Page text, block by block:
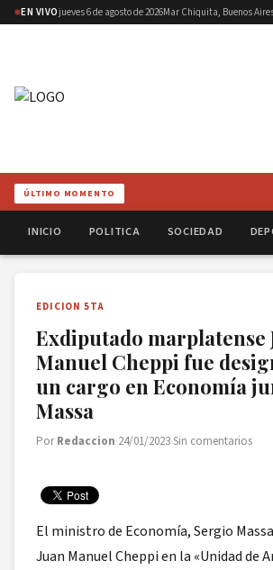
EN VIVO jueves 6 de agosto de 2026Mar Chiquita, Buenos
ÚLTIMO MOMENTO
INICIO POLITICA SOCIEDAD
EDICION 5TA
Exdiputado marplatense
Manuel Cheppi fue
un cargo en Economía
Massa
PorRedaccion·24/01/2023·Sin comentarios
El ministro de Economía, Sergio
Juan Manuel Cheppi en la «Unidad de